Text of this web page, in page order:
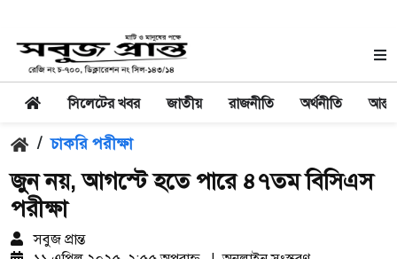
সিলেটের খবর জাতীয় রাজনীতি অর্থনীতি
/ চাকরি পরীক্ষা
জুন নয়, আগস্টে হতে পারে ৪৭তম বিসিএস
পরীক্ষা
সবুজ প্রান্ত